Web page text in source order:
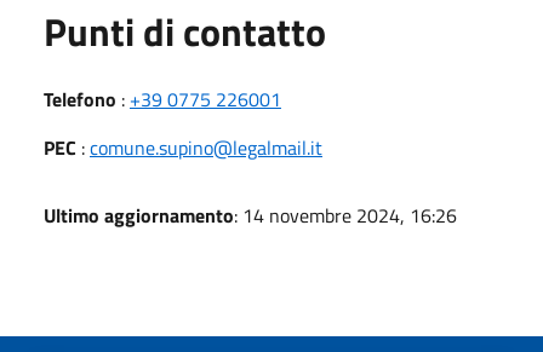
Punti di contatto
Telefono : +39 0775 226001
PEC :comune.supino@legalmail.it
Ultimo aggiornamento: 14 novembre 2024, 16:26